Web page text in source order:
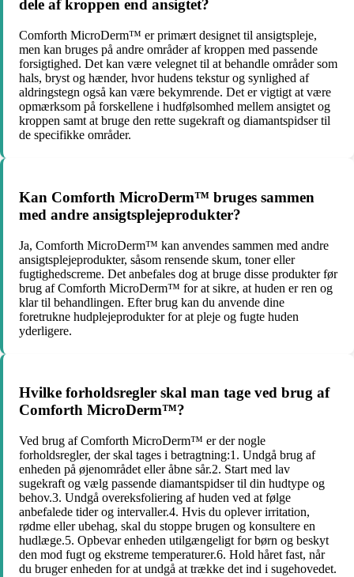
dele af kroppen end ansigtet?
Comforth MicroDerm™ er primært designet til ansigtspleje,
men kan bruges på andre områder af kroppen med passende
forsigtighed. Det kan være velegnet til at behandle områder som
hals, bryst og hænder, hvor hudens tekstur og synlighed af
aldringstegn også kan være bekymrende. Det er vigtigt at være
opmærksom på forskellene i hudfølsomhed mellem ansigtet og
kroppen samt at bruge den rette sugekraft og diamantspidser til
de specifikke områder.
Kan Comforth MicroDerm™ bruges sammen
med andre ansigtsplejeprodukter?
Ja, Comforth MicroDerm™ kan anvendes sammen med andre
ansigtsplejeprodukter, såsom rensende skum, toner eller
fugtighedscreme. Det anbefales dog at bruge disse produkter før
brug af Comforth MicroDerm™ for at sikre, at huden er ren og
klar til behandlingen. Efter brug kan du anvende dine
foretrukne hudplejeprodukter for at pleje og fugte huden
yderligere.
Hvilke forholdsregler skal man tage ved brug af
Comforth MicroDerm™?
Ved brug af Comforth MicroDerm™ er der nogle
forholdsregler, der skal tages i betragtning:1. Undgå brug af
enheden på øjenområdet eller åbne sår.2. Start med lav
sugekraft og vælg passende diamantspidser til din hudtype og
behov.3. Undgå overeksfoliering af huden ved at følge
anbefalede tider og intervaller.4. Hvis du oplever irritation,
rødme eller ubehag, skal du stoppe brugen og konsultere en
hudlæge.5. Opbevar enheden utilgængeligt for børn og beskyt
den mod fugt og ekstreme temperaturer.6. Hold håret fast, når
du bruger enheden for at undgå at trække det ind i sugehovedet.